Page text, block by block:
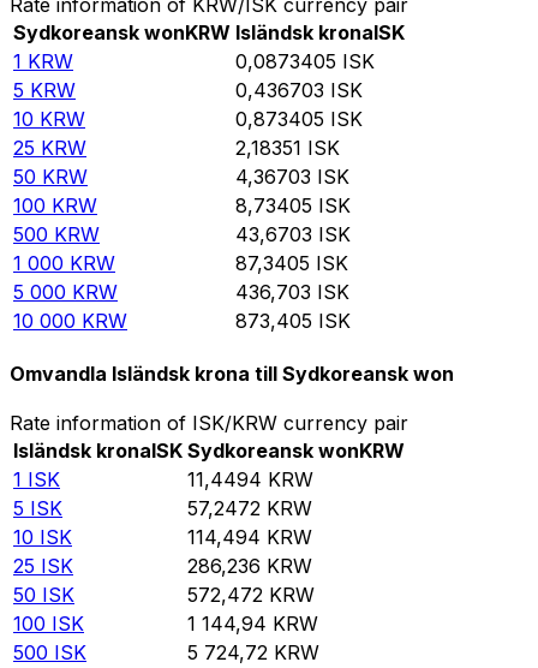
Sydkoreansk wonKRW Isländsk kronaISK
1 KRW 0,0873405 ISK
5 KRW 0,436703 ISK
10 KRW 0,873405 ISK
25 KRW 2,18351 ISK
50 KRW 4,36703 ISK
100 KRW 8,73405 ISK
500 KRW 43,6703 ISK
1 000 KRW 87,3405 ISK
5 000 KRW 436,703 ISK
10 000 KRW 873,405 ISK
Omvandla Isländsk krona till Sydkoreansk won
Rate information of ISK/KRW currency pair
Isländsk kronaISK Sydkoreansk wonKRW
1 ISK 11,4494 KRW
5 ISK 57,2472 KRW
10 ISK 114,494 KRW
25 ISK 286,236 KRW
50 ISK 572,472 KRW
100 ISK 1 144,94 KRW
500 ISK 5 724,72 KRW